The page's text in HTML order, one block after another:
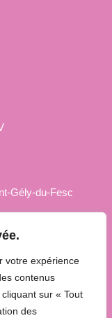
votre expérience
contenus
sur « Tout
des
Gély-du-Fesc
• Tous